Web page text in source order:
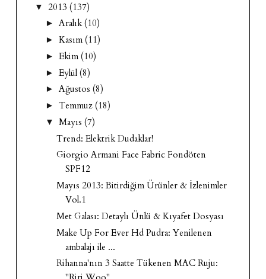
▼ 2013 (137)
► Aralık (10)
► Kasım (11)
► Ekim (10)
► Eylül (8)
► Ağustos (8)
► Temmuz (18)
▼ Mayıs (7)
Trend: Elektrik Dudaklar!
Giorgio Armani Face Fabric Fondöten
SPF12
Mayıs 2013: Bitirdiğim Ürünler & İzlenimler
Vol.1
Met Galası: Detaylı Ünlü & Kıyafet Dosyası
Make Up For Ever Hd Pudra: Yenilenen
ambalajı ile ...
Rihanna'nın 3 Saatte Tükenen MAC Ruju: